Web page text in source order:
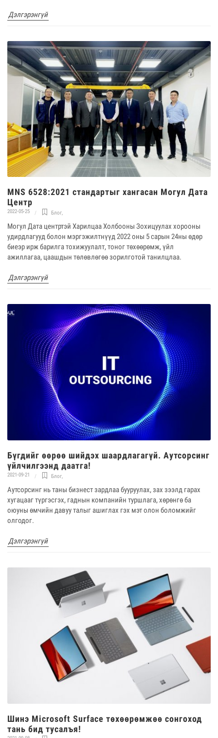
Дэлгэрэнгүй
MNS 6528:2021 стандартыг хангасан Могул Дата
Центр
2022-05-25 Блог,
Могул Дата центртэй Харилцаа Холбооны Зохицуулах хорооны
удирдлагууд болон мэргэжилтнүүд 2022 оны 5 сарын 24ны өдөр
биеэр ирж барилга тохижуулалт, тоног төхөөрөмж, үйл
ажиллагаа, цаашдын төлөвлөгөө зорилготой танилцлаа.
Дэлгэрэнгүй
Бүгдийг өөрөө шийдэх шаардлагагүй. Аутсорсинг
үйлчилгээнд даатга!
2021-09-21 Блог,
Аутсорсинг нь таны бизнест зардлаа бууруулах, зах зээлд гарах
хугацааг түргэсгэх, гаднын компанийн туршлага, хөрөнгө ба
оюуны өмчийн давуу талыг ашиглах гэx мэт олон боломжийг
олгодог.
Дэлгэрэнгүй
Шинэ Microsoft Surface төxөөрөмжөө сонгоход
тань бид тусалъя!